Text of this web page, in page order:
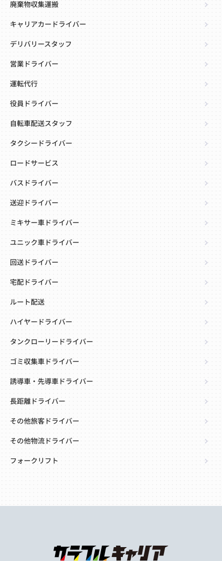
廃棄物収集運搬
キャリアカードライバー
デリバリースタッフ
営業ドライバー
運転代行
役員ドライバー
自転車配送スタッフ
タクシードライバー
ロードサービス
バスドライバー
送迎ドライバー
ミキサー車ドライバー
ユニック車ドライバー
回送ドライバー
宅配ドライバー
ルート配送
ハイヤードライバー
タンクローリードライバー
ゴミ収集車ドライバー
誘導車・先導車ドライバー
長距離ドライバー
その他旅客ドライバー
その他物流ドライバー
フォークリフト